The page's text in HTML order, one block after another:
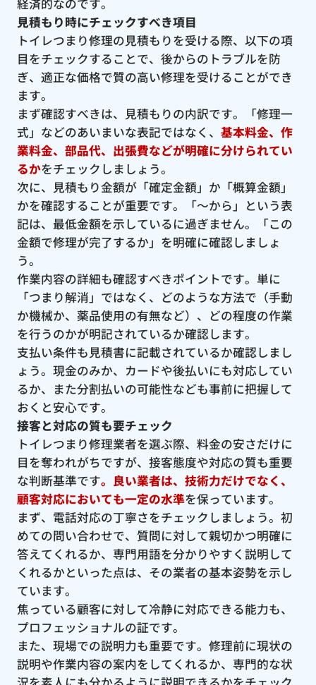
見積もり時にチェックすべき項目
トイレつまり修理の見積もりを受ける際、以下の項
目をチェックすることで、後からのトラブルを防
ぎ、適正な価格で質の高い修理を受けることができ
ます。
まず確認すべきは、見積もりの内訳です。「修理一
式」などのあいまいな表記ではなく、 基本料金、作
業料金、部品代、出張費などが明確に分けられてい
るかをチェックしましょう。
次に、見積もり金額が「確定金額」か「概算金額」
かを確認することが重要です。「〜から」という表
記は、最低金額を示しているに過ぎません。「この
金額で修理が完了するか」を明確に確認しましょ
う。
作業内容の詳細も確認すべきポイントです。単に
「つまり解消」ではなく、どのような方法で（手動
か機械か、薬品使用の有無など）、どの程度の作業
を行うのかが明記されているか確認します。
支払い条件も見積書に記載されているか確認しまし
ょう。現金のみか、カードや後払いにも対応してい
るか、また分割払いの可能性なども事前に把握して
おくと安心です。
接客と対応の質も要チェック
トイレつまり修理業者を選ぶ際、料金の安さだけに
目を奪われがちですが、接客態度や対応の質も重要
な判断基準です。良い業者は、技術力だけでなく、
顧客対応においても一定の水準を保っています。
まず、電話対応の丁寧さをチェックしましょう。初
めての問い合わせで、質問に対して親切かつ明確に
答えてくれるか、専門用語を分かりやすく説明して
くれるかといった点は、その業者の基本姿勢を示し
ています。
焦っている顧客に対して冷静に対応できる能力も、
プロフェッショナルの証です。
また、現場での説明力も重要です。修理前に現状の
説明や作業内容の案内をしてくれるか、専門的な状